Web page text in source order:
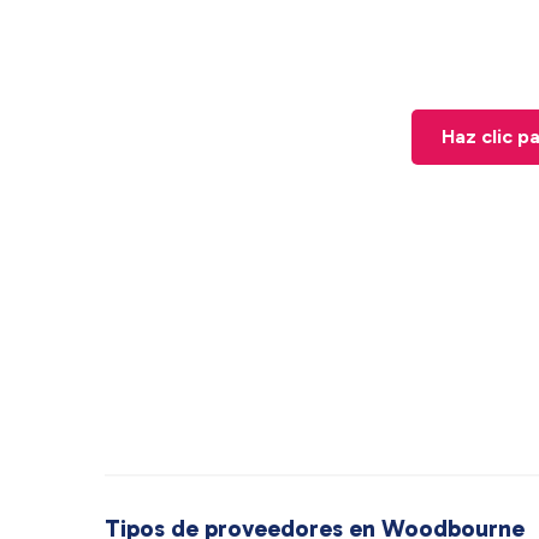
Haz clic
Tipos de proveedores en Woodbourne